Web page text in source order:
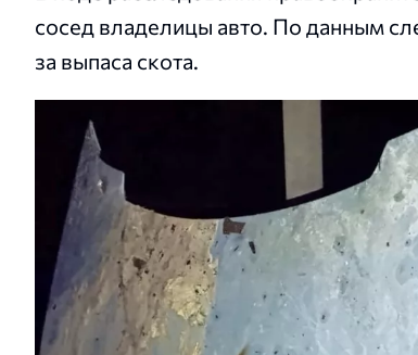
сосед владелицы авто. По данным
за выпаса скота.